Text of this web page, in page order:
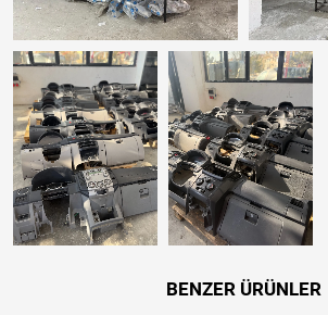
BENZER ÜRÜNLER